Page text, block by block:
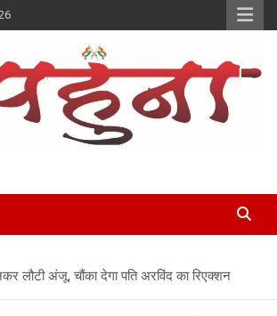
लौटी अंजू, चौंका देगा पति अरविंद का रिएक्‍शन